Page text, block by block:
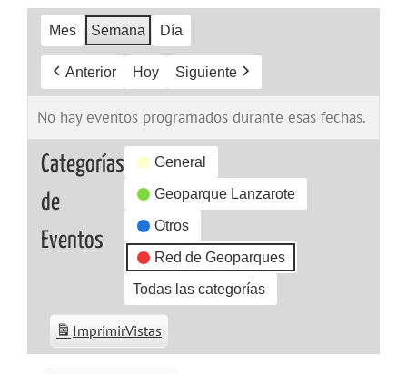
Mes Semana Día
Anterior Hoy Siguiente
No hay eventos programados durante esas fechas.
Categorías
de
Eventos
General
Geoparque Lanzarote
Otros
Red de Geoparques
Todas las categorías
ImprimirVistas